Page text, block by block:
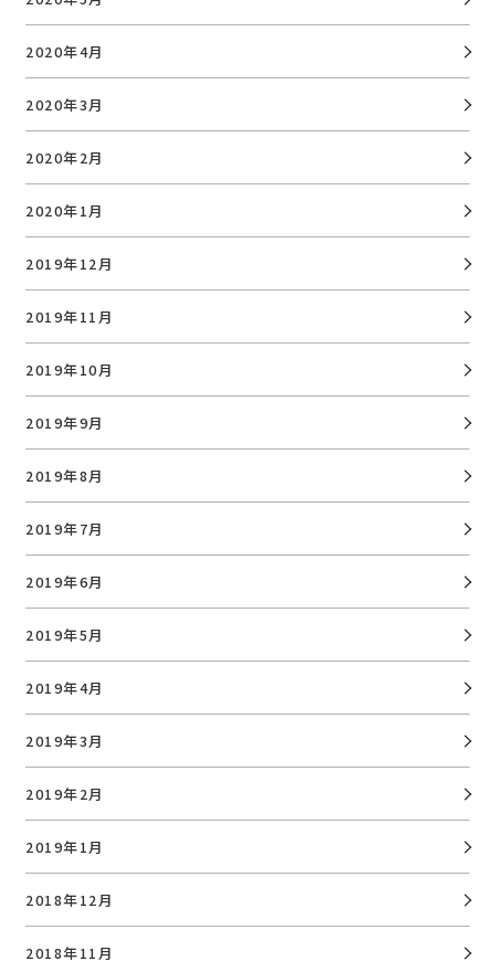
2020年4月
2020年3月
2020年2月
2020年1月
2019年12月
2019年11月
2019年10月
2019年9月
2019年8月
2019年7月
2019年6月
2019年5月
2019年4月
2019年3月
2019年2月
2019年1月
2018年12月
2018年11月